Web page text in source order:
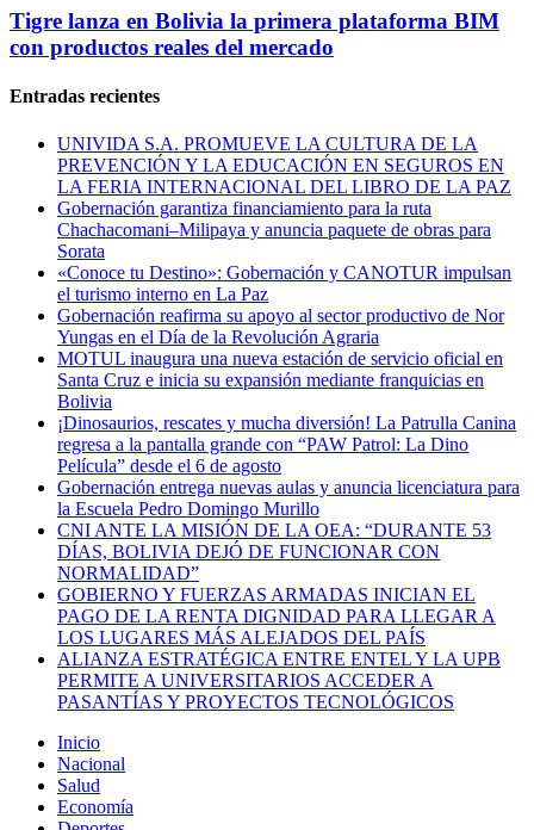
Tigre lanza en Bolivia la primera plataforma BIM
con productos reales del mercado
Entradas recientes
UNIVIDA S.A. PROMUEVE LA CULTURA DE LA
PREVENCIÓN Y LA EDUCACIÓN EN SEGUROS EN
LA FERIA INTERNACIONAL DEL LIBRO DE LA PAZ
Gobernación garantiza financiamiento para la ruta
Chachacomani–Milipaya y anuncia paquete de obras para
Sorata
«Conoce tu Destino»: Gobernación y CANOTUR impulsan
el turismo interno en La Paz
Gobernación reafirma su apoyo al sector productivo de Nor
Yungas en el Día de la Revolución Agraria
MOTUL inaugura una nueva estación de servicio oficial en
Santa Cruz e inicia su expansión mediante franquicias en
Bolivia
¡Dinosaurios, rescates y mucha diversión! La Patrulla Canina
regresa a la pantalla grande con “PAW Patrol: La Dino
Película” desde el 6 de agosto
Gobernación entrega nuevas aulas y anuncia licenciatura para
la Escuela Pedro Domingo Murillo
CNI ANTE LA MISIÓN DE LA OEA: “DURANTE 53
DÍAS, BOLIVIA DEJÓ DE FUNCIONAR CON
NORMALIDAD”
GOBIERNO Y FUERZAS ARMADAS INICIAN EL
PAGO DE LA RENTA DIGNIDAD PARA LLEGAR A
LOS LUGARES MÁS ALEJADOS DEL PAÍS
ALIANZA ESTRATÉGICA ENTRE ENTEL Y LA UPB
PERMITE A UNIVERSITARIOS ACCEDER A
PASANTÍAS Y PROYECTOS TECNOLÓGICOS
Inicio
Nacional
Salud
Economía